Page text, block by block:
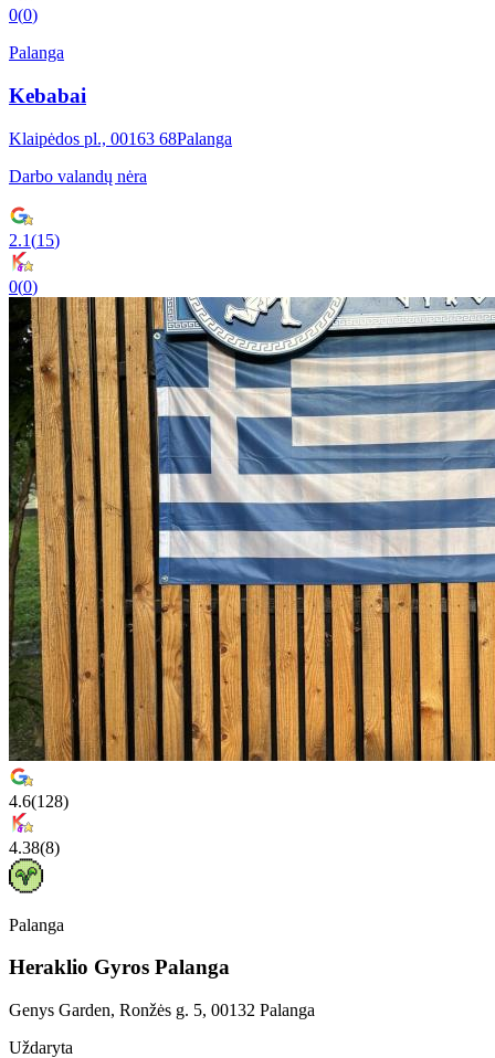
0(0)
Palanga
Kebabai
Klaipėdos pl., 00163 68Palanga
Darbo valandų nėra
2.1(15)
0(0)
4.6(128)
4.38(8)
Palanga
Heraklio Gyros Palanga
Genys Garden, Ronžės g. 5, 00132 Palanga
Uždaryta